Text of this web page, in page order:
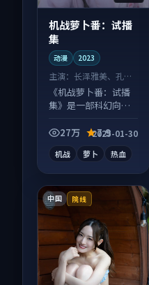
机战萝卜番：试播
集
动漫 2023
主演： 长泽雅美、孔刘
等
《机战萝卜番：试播
集》是一部科幻向动
高，适合配弹幕观
27万 7.9
2025-01-30
机战 萝卜 热血
中国 院线